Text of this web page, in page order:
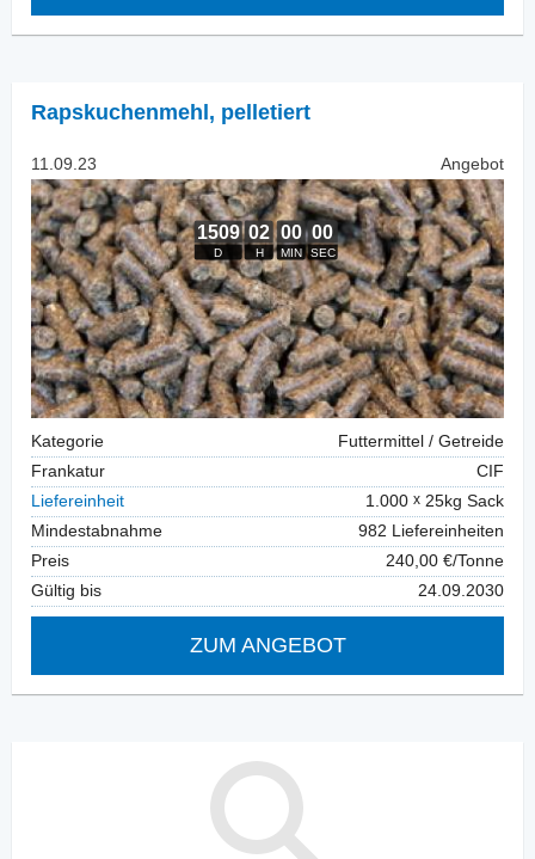
Rapskuchenmehl , pelletiert
11.09.23 Angebot
Kategorie
Futtermittel / Getreide
Frankatur
CIF
Liefereinheit
1.000
25kg Sack
Mindestabnahme
982 Liefereinheiten
Preis
240,00 €/Tonne
Gültig bis
24.09.2030
ZUM ANGEBOT